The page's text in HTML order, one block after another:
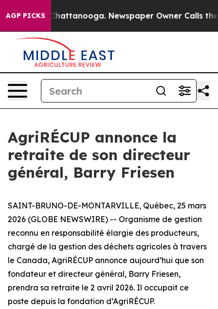
AGP PICKS
in Chattanooga. Newspaper Owner Calls the
AgriRÉCUP annonce la
retraite de son directeur
général, Barry Friesen
SAINT-BRUNO-DE-MONTARVILLE, Québec, 25 mars
2026 (GLOBE NEWSWIRE) -- Organisme de gestion
reconnu en responsabilité élargie des producteurs,
chargé de la gestion des déchets agricoles à travers
le Canada, AgriRÉCUP annonce aujourd’hui que son
fondateur et directeur général, Barry Friesen,
prendra sa retraite le 2 avril 2026. Il occupait ce
poste depuis la fondation d’AgriRÉCUP.